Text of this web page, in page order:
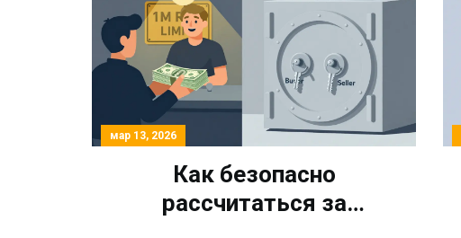
мар 13, 2026
Как безопасно
рассчитаться за